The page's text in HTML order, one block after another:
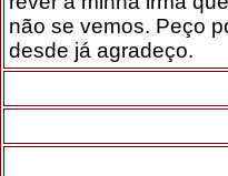
não se vemos. Peço
desde já agradeço.